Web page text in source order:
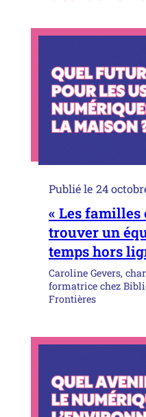
Publié le 24
« Les
trouver un
temps hors
Caroline Gevers,
formatrice chez
Frontières